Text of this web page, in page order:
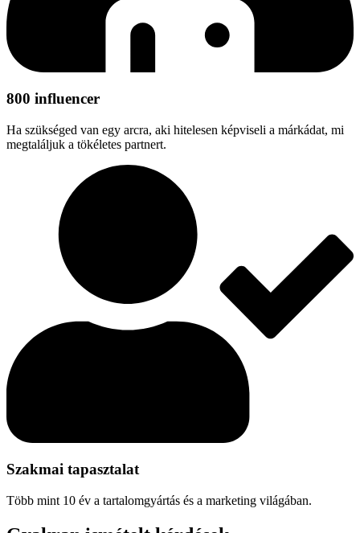
800 influencer
Ha szükséged van egy arcra, aki hitelesen képviseli a márkádat, mi
megtaláljuk a tökéletes partnert.
Szakmai tapasztalat
Több mint 10 év a tartalomgyártás és a marketing világában.